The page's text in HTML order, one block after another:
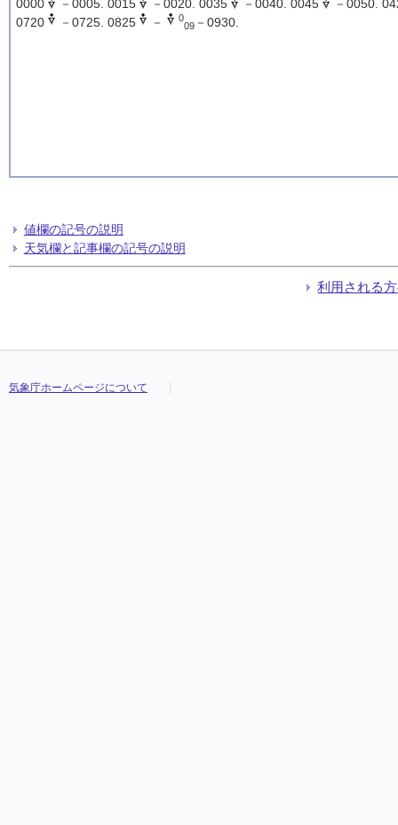
24
1014.7 1016.8 -- 6.2
24
1014.7 1016.8 -- 6.2
24
1014.7 1016.8 -- 6.2
24
1014.7 1016.8 -- 6.2
0000
－0005. 0015 －0020. 0035 －0040. 0045
－0050.
0720
－0725. 0825 － 0
09－0930.
値欄の記号の説明
天気欄と記事欄の記号の説明
利用される
気象庁ホームページについて